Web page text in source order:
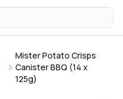
Mister Potato Crisps
Canister BBQ (14 x
125g)